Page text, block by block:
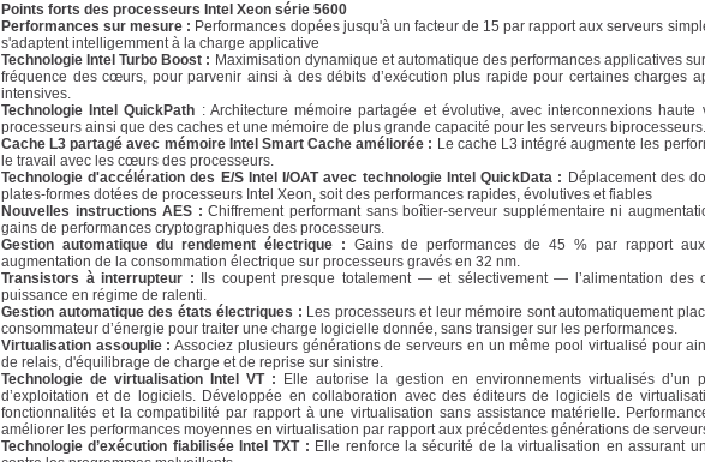
Points forts des processeurs Intel Xeon série 5600
Performances sur mesure : Performances dopées jusqu'à un facteur de 15 par rapport aux serveurs
s'adaptent intelligemment à la charge applicative
Technologie Intel Turbo Boost : Maximisation dynamique et automatique des performances applicatives
fréquence des cœurs, pour parvenir ainsi à des débits d’exécution plus rapide pour certaines charges
intensives.
Technologie Intel QuickPath : Architecture mémoire partagée et évolutive, avec interconnexions
processeurs ainsi que des caches et une mémoire de plus grande capacité pour les serveurs biprocesseurs.
Cache L3 partagé avec mémoire Intel Smart Cache améliorée : Le cache L3 intégré augmente les
le travail avec les cœurs des processeurs.
Technologie d'accélération des E/S Intel I/OAT avec technologie Intel QuickData : Déplacement des
plates-formes dotées de processeurs Intel Xeon, soit des performances rapides, évolutives et fiables
Nouvelles instructions AES :Chiffrement performant sans boîtier-serveur supplémentaire ni
gains de performances cryptographiques des processeurs.
Gestion automatique du rendement électrique : Gains de performances de 45 % par rapport
augmentation de la consommation électrique sur processeurs gravés en 32 nm.
Transistors à interrupteur : Ils coupent presque totalement — et sélectivement — l’alimentation
puissance en régime de ralenti.
Gestion automatique des états électriques : Les processeurs et leur mémoire sont automatiquement
consommateur d’énergie pour traiter une charge logicielle donnée, sans transiger sur les performances.
Virtualisation assouplie : Associez plusieurs générations de serveurs en un même pool virtualisé pour
de relais, d'équilibrage de charge et de reprise sur sinistre.
Technologie de virtualisation Intel VT : Elle autorise la gestion en environnements virtualisés d’un
d’exploitation et de logiciels. Développée en collaboration avec des éditeurs de logiciels de
fonctionnalités et la compatibilité par rapport à une virtualisation sans assistance matérielle.
améliorer les performances moyennes en virtualisation par rapport aux précédentes générations de
Technologie d’exécution fiabilisée Intel TXT : Elle renforce la sécurité de la virtualisation en assurant